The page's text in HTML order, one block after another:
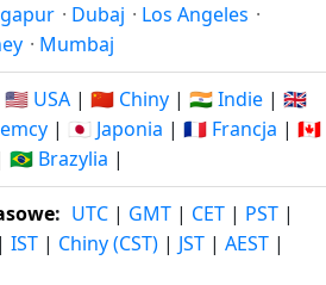
· Dubaj · Los Angeles ·
· Mumbaj
🇺🇸 USA | 🇨🇳 Chiny | 🇮🇳 Indie | 🇬🇧
| 🇯🇵 Japonia | 🇫🇷 Francja | 🇨🇦
🇧🇷 Brazylia |
: UTC | GMT | CET | PST |
| IST | Chiny (CST) | JST | AEST |